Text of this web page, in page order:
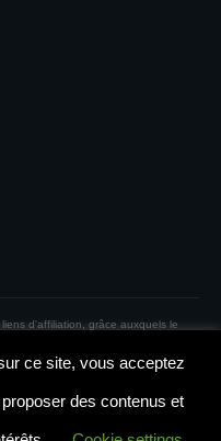
d'affiliation, grâce auxquels le
ce site, vous acceptez
des contenus et